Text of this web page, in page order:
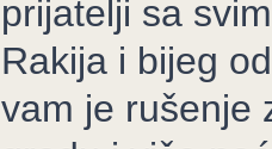
prijatelji sa
Rakija i bijeg
vam je rušenje